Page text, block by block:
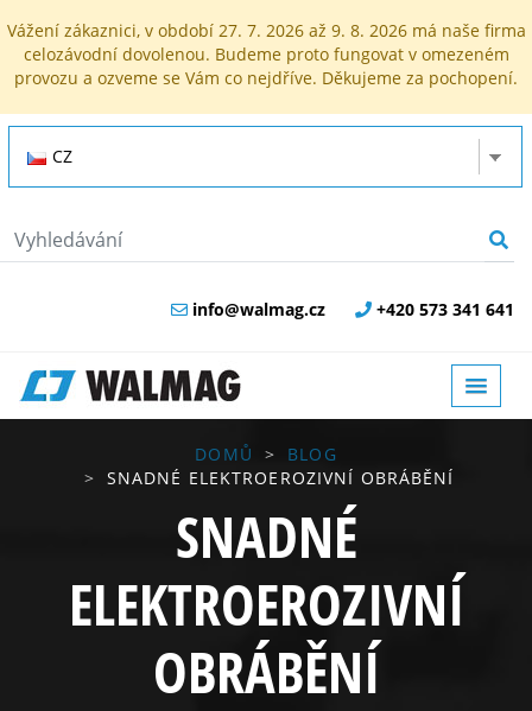
Vážení zákaznici, v období 27. 7. 2026 až 9. 8. 2026 má naše firma
celozávodní dovolenou. Budeme proto fungovat v omezeném
provozu a ozveme se Vám co nejdříve. Děkujeme za pochopení.
CZ
+420 573 341 641
info@walmag.cz
DOMŮ
BLOG
SNADNÉ ELEKTROEROZIVNÍ OBRÁBĚNÍ
SNADNÉ
ELEKTROEROZIVNÍ
OBRÁBĚNÍ